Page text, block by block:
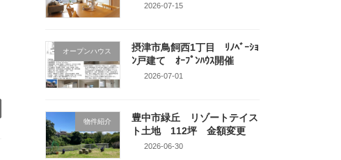
2026-07-15
オープンハウス
摂津市鳥飼西1丁目 ﾘﾉﾍﾞｰｼｮ
ﾝ戸建て ｵｰﾌﾟﾝﾊｳｽ開催
2026-07-01
物件紹介
豊中市緑丘 リゾートテイス
ト土地 112坪 金額変更
2026-06-30